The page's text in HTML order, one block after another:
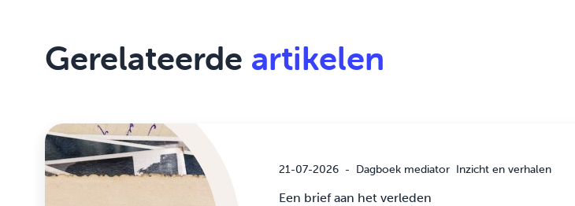
Gerelateerde artikelen
21-07-2026 - Dagboek mediator Inzicht en verhalen
Een brief aan het verleden